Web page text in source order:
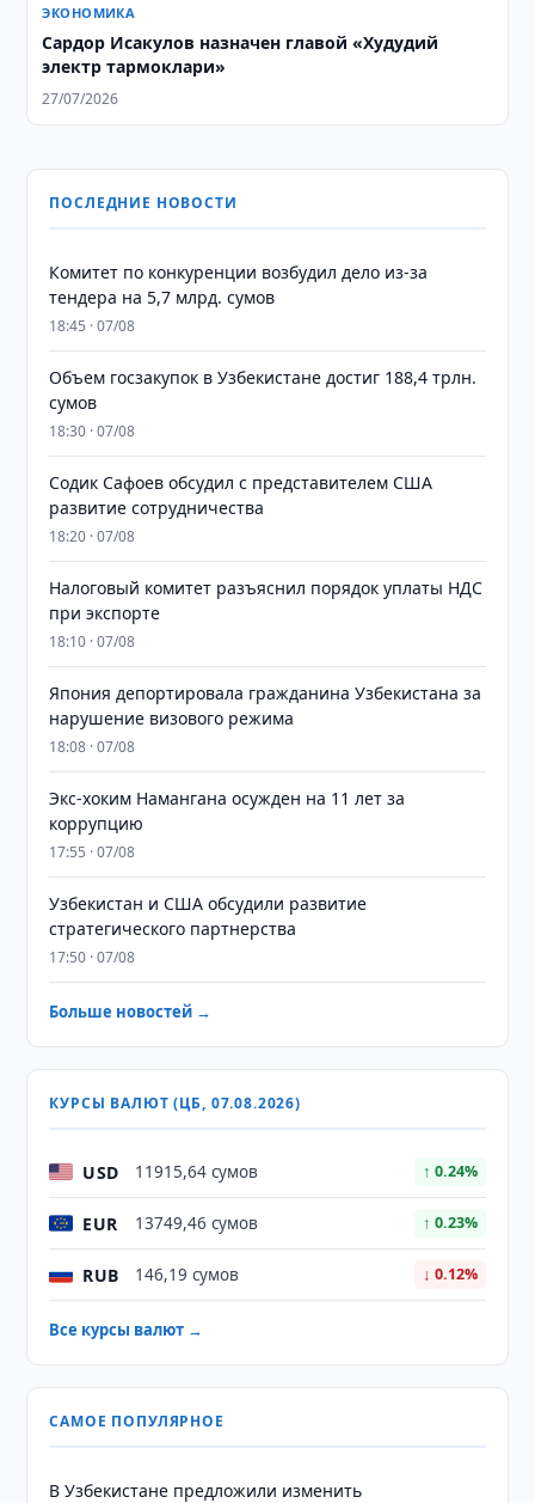
ЭКОНОМИКА
Сардор Исакулов назначен главой «Худудий
электр тармоклари»
27/07/2026
ПОСЛЕДНИЕ НОВОСТИ
Комитет по конкуренции возбудил дело из-за
тендера на 5,7 млрд. сумов
18:45 · 07/08
​​​​​​​Объем госзакупок в Узбекистане достиг 188,4 трлн.
сумов
18:30 · 07/08
Содик Сафоев обсудил с представителем США
развитие сотрудничества
18:20 · 07/08
Налоговый комитет разъяснил порядок уплаты НДС
при экспорте
18:10 · 07/08
Япония депортировала гражданина Узбекистана за
нарушение визового режима
18:08 · 07/08
​​​​​​​Экс-хоким Намангана осужден на 11 лет за
коррупцию
17:55 · 07/08
Узбекистан и США обсудили развитие
стратегического партнерства
17:50 · 07/08
Больше новостей →
КУРСЫ ВАЛЮТ (ЦБ, 07.08.2026)
USD 11915,64 сумов ↑ 0.24%
EUR 13749,46 сумов ↑ 0.23%
RUB 146,19 сумов ↓ 0.12%
Все курсы валют →
САМОЕ ПОПУЛЯРНОЕ
В Узбекистане предложили изменить